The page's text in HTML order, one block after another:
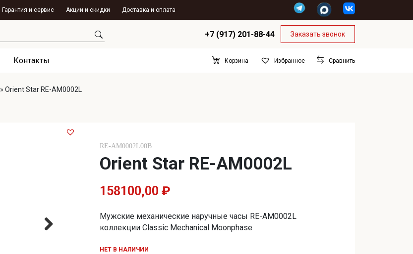
Гарантия и сервис Акции и скидки Доставка и оплата
+7 (917) 201-88-44 Заказать звонок
Контакты Корзина Избранное Сравнить
» Orient Star RE-AM0002L
RE-AM0002L00B
Orient Star RE-AM0002L
158100,00 ₽
Мужские механические наручные часы RE-AM0002L
коллекции Classic Mechanical Moonphase
НЕТ В НАЛИЧИИ